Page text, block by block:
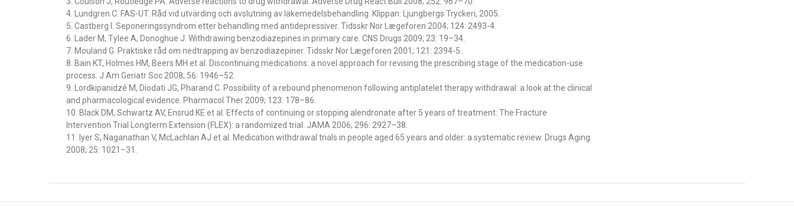
4. Lundgren C. FAS-UT. Råd vid utvärding och avslutning av läkemedelsbehandling. Klippan: Ljungbergs Tryckeri, 2005.
5. Castberg I. Seponeringssyndrom etter behandling med antidepressiver. Tidsskr Nor Lægeforen 2004; 124: 2493-4.
6. Lader M, Tylee A, Donoghue J. Withdrawing benzodiazepines in primary care. CNS Drugs 2009; 23: 19–34.
7. Mouland G. Praktiske råd om nedtrapping av benzodiazepiner. Tidsskr Nor Lægeforen 2001; 121: 2394-5.
8. Bain KT, Holmes HM, Beers MH et al. Discontinuing medications: a novel approach for revising the prescribing stage of the medication-use
process. J Am Geriatr Soc 2008; 56: 1946–52.
9. Lordkipanidzé M, Diodati JG, Pharand C. Possibility of a rebound phenomenon following antiplatelet therapy withdrawal: a look at the clinical
and pharmacological evidence. Pharmacol Ther 2009; 123: 178–86.
10. Black DM, Schwartz AV, Ensrud KE et al. Effects of continuing or stopping alendronate after 5 years of treatment: The Fracture
Intervention Trial Longterm Extension (FLEX): a randomized trial. JAMA 2006; 296: 2927–38.
11. Iyer S, Naganathan V, McLachlan AJ et al. Medication withdrawal trials in people aged 65 years and older: a systematic review. Drugs Aging
2008; 25: 1021–31.